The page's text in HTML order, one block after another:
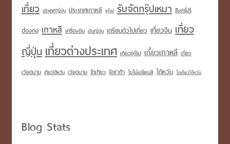
เที่ยว ประเทศญี่ปุ่น ประเทศเกาหลี ยุโรป รับจัดกรุ๊ปเหมา สิงคโปร์
ฮ่องกง เกาหลี เครื่องบิน เงินญี่ปุ่น เตรียมตัวไปเที่ยว เที่ยวจีน เที่ยว
ญี่ปุ่นเที่ยวต่างประเทศ เที่ยวยุโรป เที่ยวเกาหลี เที่ยว
เวียดนาม เที่ยวไต้หวัน เวียดนาม โตเกียว โอซาก้า ใบไม้เปลี่ยนสี ไต้หวัน ไปเที่ยวไต้หวัน
Blog Stats